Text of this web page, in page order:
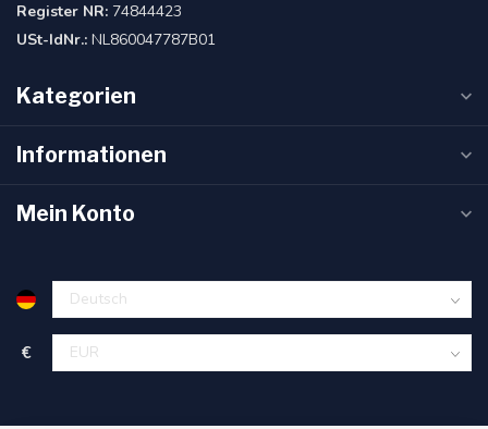
Register NR: 74844423
USt-IdNr.: NL860047787B01
Kategorien
Informationen
Mein Konto
€